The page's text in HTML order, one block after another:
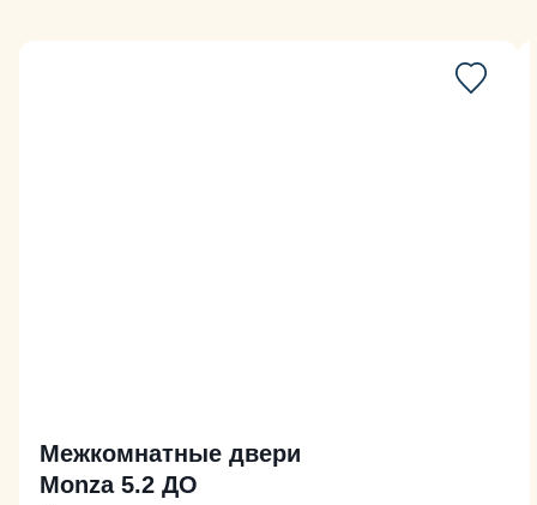
Межкомнатные двери
Monza 5.2 ДО